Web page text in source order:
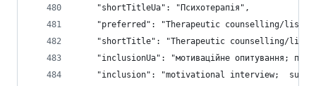
    "shortTitleUa": "Психотерапія",
"preferred": "Therapeutic counselling/
"shortTitle": "Therapeutic counselling/
"inclusionUa": "мотиваційне опитування;
"inclusion": "motivational interview;